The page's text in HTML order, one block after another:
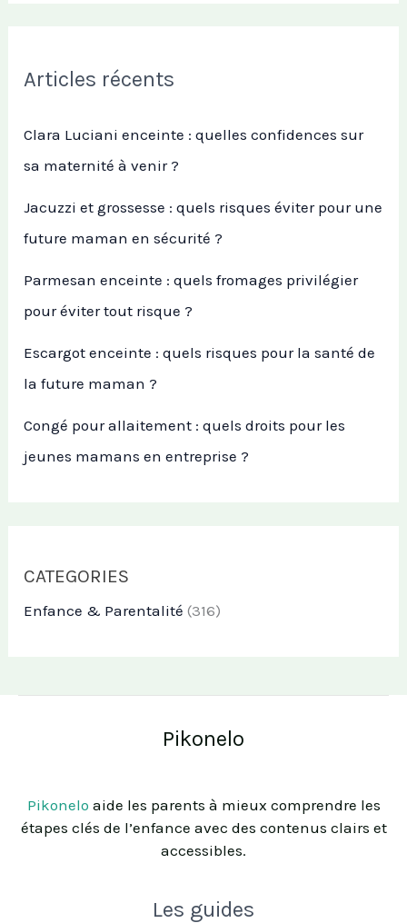
Articles récents
Clara Luciani enceinte : quelles confidences sur
sa maternité à venir ?
Jacuzzi et grossesse : quels risques éviter pour une
future maman en sécurité ?
Parmesan enceinte : quels fromages privilégier
pour éviter tout risque ?
Escargot enceinte : quels risques pour la santé de
la future maman ?
Congé pour allaitement : quels droits pour les
jeunes mamans en entreprise ?
CATEGORIES
Enfance & Parentalité (316)
Pikonelo
Pikonelo aide les parents à mieux comprendre les
étapes clés de l’enfance avec des contenus clairs et
accessibles.
Les guides